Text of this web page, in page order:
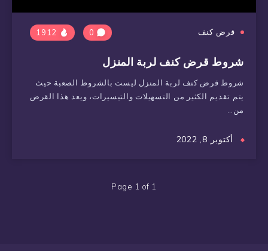
قرض كنف 0
شروط قرض كنف لربة المنزل
شروط قرض كنف لربة المنزل ليست بالشروط الصعبة حيث
يتم تقديم الكثير من التسهيلات والتيسيرات، ويعد هذا القرض
من…
أكتوبر 8, 2022
Page 1 of 1